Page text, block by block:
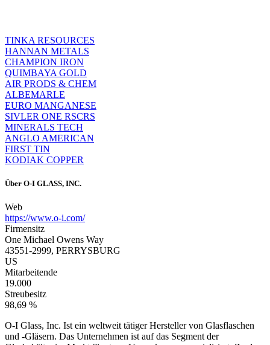
TINKA RESOURCES
HANNAN METALS
CHAMPION IRON
QUIMBAYA GOLD
AIR PRODS & CHEM
ALBEMARLE
EURO MANGANESE
SIVLER ONE RSCRS
MINERALS TECH
ANGLO AMERICAN
FIRST TIN
KODIAK COPPER
Über O-I GLASS, INC.
Web
https://www.o-i.com/
Firmensitz
One Michael Owens Way
43551-2999, PERRYSBURG
US
Mitarbeitende
19.000
Streubesitz
98,69 %
O-I Glass, Inc. Ist ein weltweit tätiger Hersteller von Glasflaschen
und -Gläsern. Das Unternehmen ist auf das Segment der